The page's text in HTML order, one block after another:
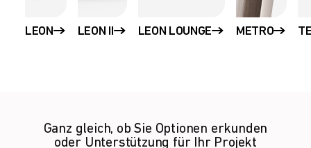
LEON LEON II LEON LOUNGE METRO
Ganz gleich, ob Sie Optionen erkunden
oder Unterstützung für Ihr Projekt